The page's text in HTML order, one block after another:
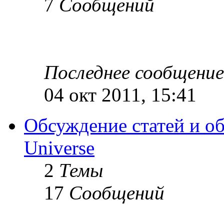
7 Сообщений
Последнее сообщение
04 окт 2011, 15:41
Обсуждение статей и
Universe
2 Темы
17 Сообщений